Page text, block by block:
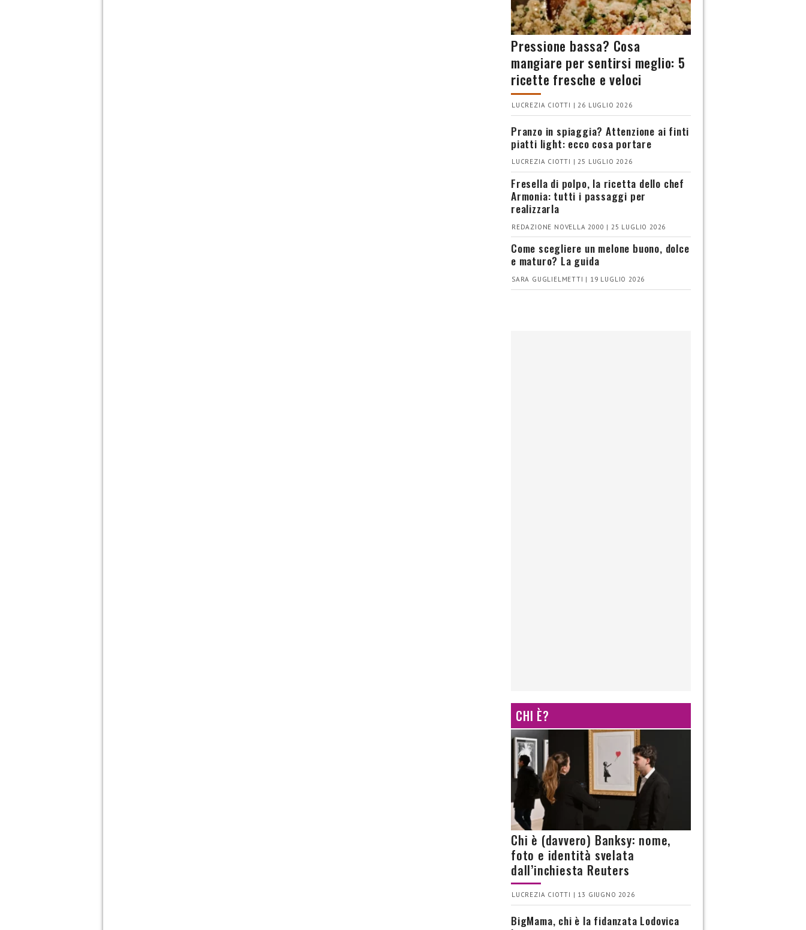
Pressione bassa? Cosa
mangiare per sentirsi meglio: 5
ricette fresche e veloci
LUCREZIA CIOTTI | 26 LUGLIO 2026
Pranzo in spiaggia? Attenzione ai finti
piatti light: ecco cosa portare
LUCREZIA CIOTTI | 25 LUGLIO 2026
Fresella di polpo, la ricetta dello chef
Armonia: tutti i passaggi per
realizzarla
REDAZIONE NOVELLA 2000 | 25 LUGLIO 2026
Come scegliere un melone buono, dolce
e maturo? La guida
SARA GUGLIELMETTI | 19 LUGLIO 2026
CHI È?
Chi è (davvero) Banksy: nome,
foto e identità svelata
dall’inchiesta Reuters
LUCREZIA CIOTTI | 13 GIUGNO 2026
BigMama, chi è la fidanzata Lodovica